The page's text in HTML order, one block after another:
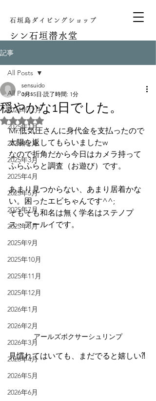
石垣島ダイビングショップ
シン石垣潜水堂
記事
All Posts
2024年12月
2025年1月
2025年2月
2025年3月
2025年4月
2025年5月
2025年7月
2025年8月
2025年9月
2025年10月
2025年11月
2025年12月
2026年1月
2026年2月
2026年3月
2026年4月
2026年5月
2026年6月
All Posts
穏やかな1日でした。
sensuido
3月15日 読了時間: 1分
5つ星のうちNaNと評価されています。
Mr.低気圧さんに身代金を支払ったので
太陽を返してもらいましたw
なので折角だから今日はカメラ持って
ふらふらと調査（お遊び）です。
あまり見つからない、あまり居着かな
い。困ったエビちゃんです^^;
そもそも和名は無く学名はステノプ
ス・アールイです。
アールズボクサーシュリンプ
見慣れてはいても、まだでると嬉しい⁈